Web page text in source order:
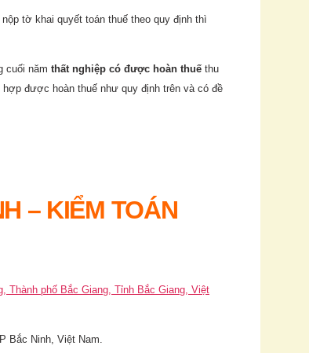
tờ khai quyết toán thuế theo quy định thì
cuối năm thất nghiệp có được hoàn thuế thu
được hoàn thuế như quy định trên và có đề
– KIỂM TOÁN
Thành phố Bắc Giang, Tỉnh Bắc Giang, Việt
Bắc Ninh, Việt Nam.